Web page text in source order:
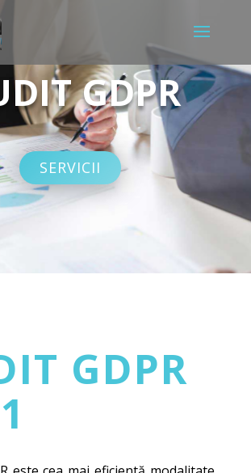
GDPR
SERVICII
GDPR